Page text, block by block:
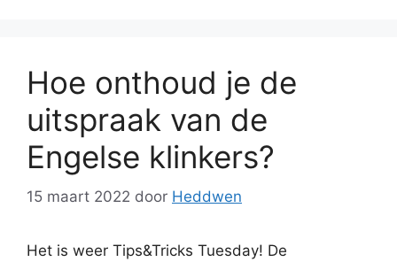
Hoe onthoud je de
uitspraak van de
Engelse klinkers?
15 maart 2022 door Heddwen
Het is weer Tips&Tricks Tuesday! De